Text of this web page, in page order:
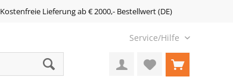
Kostenfreie Lieferung ab € 2000,- Bestellwert (DE)
Service/Hilfe